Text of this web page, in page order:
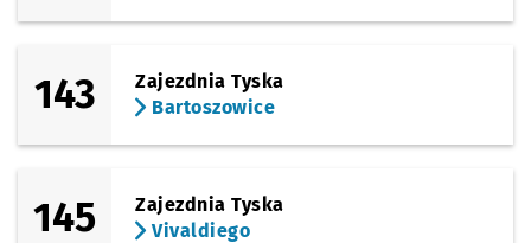
143
Zajezdnia Tyska
Bartoszowice
145
Zajezdnia Tyska
Vivaldiego